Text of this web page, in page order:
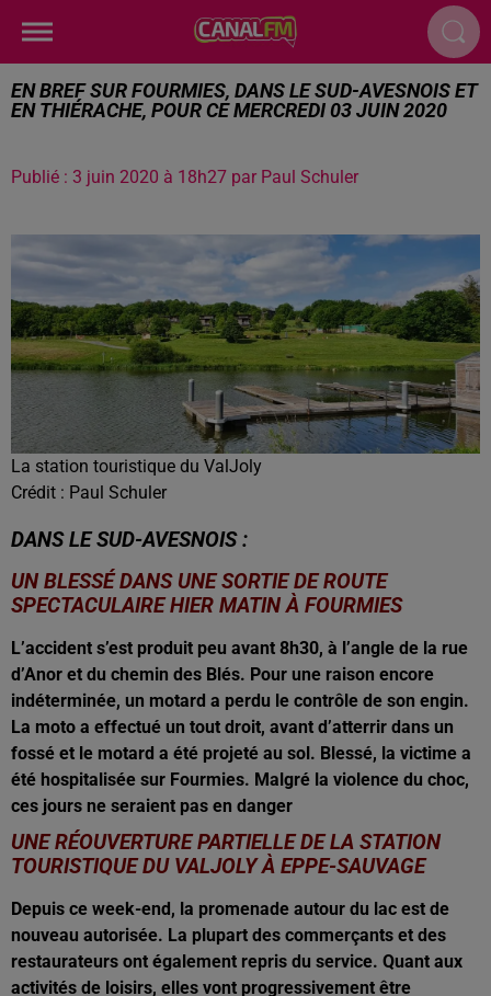
EN BREF SUR FOURMIES, DANS LE SUD-AVESNOIS ET
EN THIÉRACHE, POUR CE MERCREDI 03 JUIN 2020
Publié : 3 juin 2020 à 18h27 par Paul Schuler
La station touristique du ValJoly
Crédit : Paul Schuler
DANS LE SUD-AVESNOIS :
UN BLESSÉ DANS UNE SORTIE DE ROUTE
SPECTACULAIRE HIER MATIN À FOURMIES
L’accident s’est produit peu avant 8h30, à l’angle de la rue
d’Anor et du chemin des Blés. Pour une raison encore
indéterminée, un motard a perdu le contrôle de son engin.
La moto a effectué un tout droit, avant d’atterrir dans un
fossé et le motard a été projeté au sol. Blessé, la victime a
été hospitalisée sur Fourmies. Malgré la violence du choc,
ces jours ne seraient pas en danger
UNE RÉOUVERTURE PARTIELLE DE LA STATION
TOURISTIQUE DU VALJOLY À EPPE-SAUVAGE
Depuis ce week-end, la promenade autour du lac est de
nouveau autorisée. La plupart des commerçants et des
restaurateurs ont également repris du service. Quant aux
activités de loisirs, elles vont progressivement être